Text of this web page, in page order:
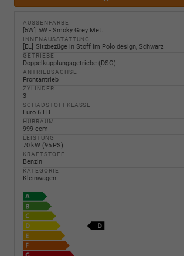
AUSSENFARBE
5W 5W - Smoky Grey Met.
INNENAUSSTATTUNG
EL Sitzbezüge in Stoff im Polo design, Schwarz
GETRIEBE
Doppelkupplungsgetriebe (DSG)
ANTRIEBSACHSE
Frontantrieb
ZYLINDER
3
SCHADSTOFFKLASSE
Euro 6 EB
HUBRAUM
999 ccm
LEISTUNG
70 kW (95 PS)
KRAFTSTOFF
Benzin
KATEGORIE
Kleinwagen